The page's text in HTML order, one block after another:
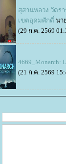
สุสานหลวง วัดร
เขตอุดมศักดิ์ นา
(29 ก.ค. 2569
4669_Monarch:
(21 ก.ค. 2569